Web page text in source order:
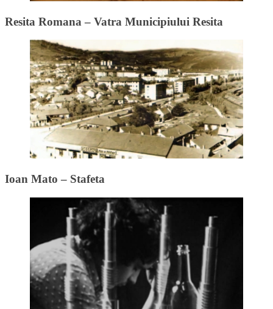
Resita Romana – Vatra Municipiului Resita
Ioan Mato – Stafeta